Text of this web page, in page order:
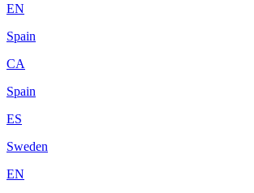
EN
Spain
CA
Spain
ES
Sweden
EN